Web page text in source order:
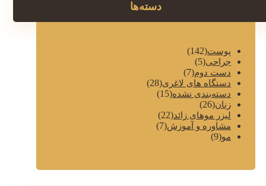
دسته‌ها
پوست(142)
جراحی(5)
دست دوم(7)
دستگاه های لاغری(28)
دسته‌بندی نشده(15)
زنان(26)
لیزر موهای زائد(22)
مشاوره و آموزش(7)
مو(9)